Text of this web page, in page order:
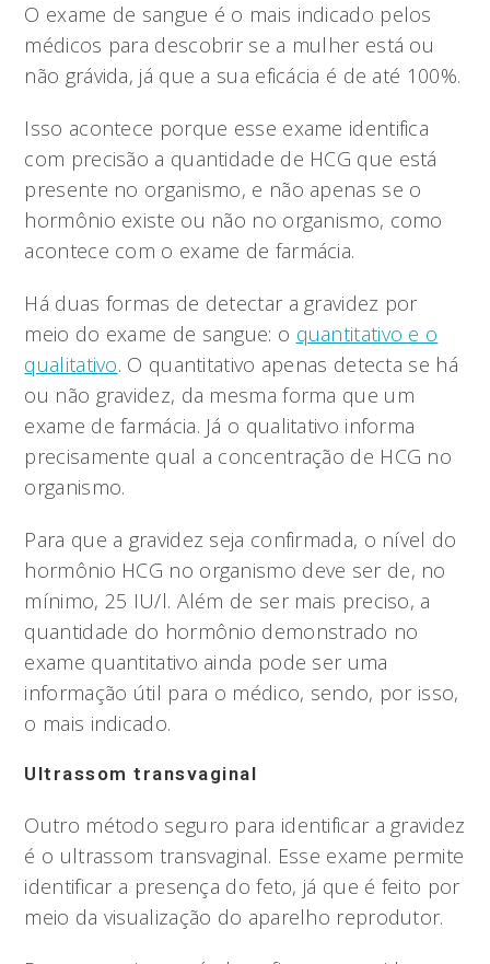
O exame de sangue é o mais indicado pelos
médicos para descobrir se a mulher está ou
não grávida, já que a sua eficácia é de até 100%.
Isso acontece porque esse exame identifica
com precisão a quantidade de HCG que está
presente no organismo, e não apenas se o
hormônio existe ou não no organismo, como
acontece com o exame de farmácia.
Há duas formas de detectar a gravidez por
meio do exame de sangue: o quantitativo e o
qualitativo. O quantitativo apenas detecta se há
ou não gravidez, da mesma forma que um
exame de farmácia. Já o qualitativo informa
precisamente qual a concentração de HCG no
organismo.
Para que a gravidez seja confirmada, o nível do
hormônio HCG no organismo deve ser de, no
mínimo, 25 IU/l. Além de ser mais preciso, a
quantidade do hormônio demonstrado no
exame quantitativo ainda pode ser uma
informação útil para o médico, sendo, por isso,
o mais indicado.
Ultrassom transvaginal
Outro método seguro para identificar a gravidez
é o ultrassom transvaginal. Esse exame permite
identificar a presença do feto, já que é feito por
meio da visualização do aparelho reprodutor.